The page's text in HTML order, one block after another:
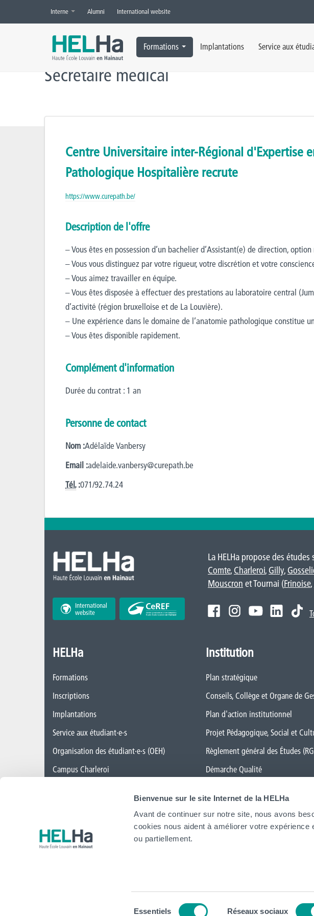
Bienvenue sur le site Internet de la HELHa
Avant de continuer sur notre site, nous avons
cookies nous aident à améliorer votre
ou partiellement.
Essentiels Réseaux sociaux
Interne Alumni International website
Formations Implantations Service aux
Accueil » Offres d’emploi » Secrétaire médical
Secrétaire médical
Centre Universitaire inter-Régional d'Expertise
Pathologique Hospitalière recrute
https://www.curepath.be/
Description de l'offre
– Vous êtes en possession d’un bachelier d’Assistant(e) de direction,
– Vous vous distinguez par votre rigueur, votre discrétion et votre
– Vous aimez travailler en équipe.
– Vous êtes disposée à effectuer des prestations au laboratoire central
d’activité (région bruxelloise et de La Louvière).
– Une expérience dans le domaine de l’anatomie pathologique constitue
– Vous êtes disponible rapidement.
Complément d'information
Durée du contrat : 1 an
Personne de contact
Nom :Adélaïde Vanbersy
Email :adelaide.vanbersy@curepath.be
Tél.:071/92.74.24
International
website
La HELHa propose des
Comte, Charleroi, Gilly,
Mouscron et Tournai (Frinoise,
HELHa
Formations
Inscriptions
Implantations
Service aux étudiant·e·s
Organisation des étudiant·e·s (OEH)
Campus Charleroi
Institution
Plan stratégique
Conseils, Collège et Organe de
Plan d'action institutionnel
Projet Pédagogique, Social et
Règlement général des Études
Démarche Qualité
Politique de genre